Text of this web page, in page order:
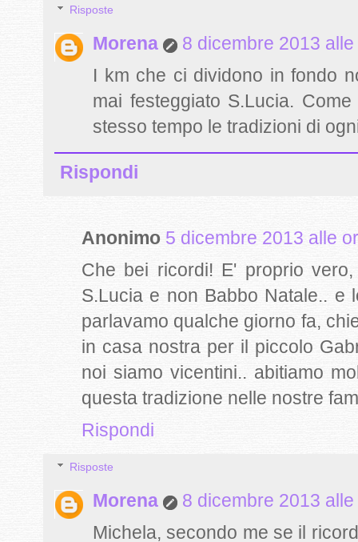
Risposte
Morena
8 dicembre 2013
I km che ci dividono in fondo
mai festeggiato S.Lucia.
stesso tempo le tradizioni di
Rispondi
Anonimo 5 dicembre 2013 alle
Che bei ricordi! E' proprio
S.Lucia e non Babbo Natale.. e
parlavamo qualche giorno fa,
in casa nostra per il piccolo
noi siamo vicentini.. abitiamo
questa tradizione nelle nostre
Rispondi
Risposte
Morena
8 dicembre 2013
Michela, secondo me se il